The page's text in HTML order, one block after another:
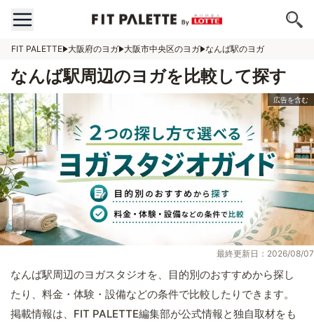
FIT PALETTE 大阪府のヨガ 大阪市中央区のヨガ なんば駅のヨガ
なんば駅周辺のヨガを比較して探す
最終更新日：2026/08/07
なんば駅周辺のヨガスタジオを、目的別のおすすめから探し
たり、料金・体験・設備などの条件で比較したりできます。
掲載情報は、FIT PALETTE編集部が公式情報と独自取材をも